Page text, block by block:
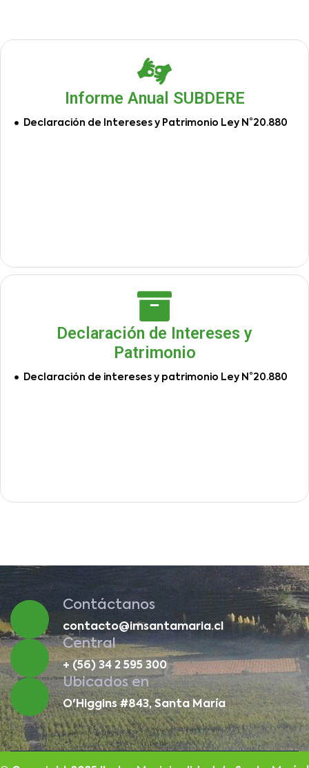
Informe Anual SUBDERE
Declaración de Intereses y Patrimonio Ley N°20.880
Declaración de Intereses y
Patrimonio
Declaración de intereses y patrimonio Ley N°20.880
Contáctanos
contacto@imsantamaria.cl
Central
+ (56) 34 2 595 300
Ubicados en
O'Higgins #843, Santa María